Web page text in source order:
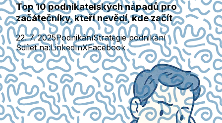
Top 10 podnikatelských nápadů pro
začátečníky, kteří nevědí, kde začít
22. 7. 2025PodnikáníStrategie podnikání
Sdílet na:LinkedInXFacebook